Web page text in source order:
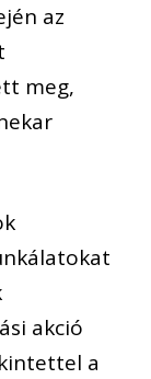
az
meg,
akció
a